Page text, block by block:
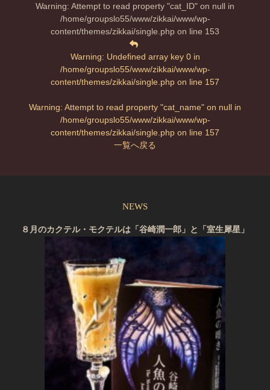
Warning: Attempt to read property "cat_ID" on null in
/home/groupslo55/www/zikkai/www/wp-
content/themes/zikkai/single.php on line 153
Warning: Undefined array key 0 in
/home/groupslo55/www/zikkai/www/wp-
content/themes/zikkai/single.php on line 157
Warning: Attempt to read property "cat_name" on null in
/home/groupslo55/www/zikkai/www/wp-
content/themes/zikkai/single.php on line 157
一覧へ戻る
NEWS
８月のカクテル・モクテルは「谷崎潤一郎」と「室生犀星」